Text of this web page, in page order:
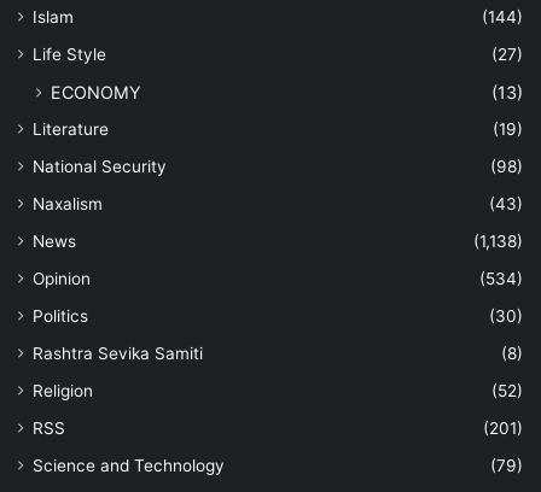
Islam
(144)
Life Style
(27)
ECONOMY (13)
Literature
(19)
National Security
(98)
Naxalism
(43)
News
(1,138)
Opinion
(534)
Politics
(30)
Rashtra Sevika Samiti
(8)
Religion
(52)
RSS
(201)
Science and Technology
(79)